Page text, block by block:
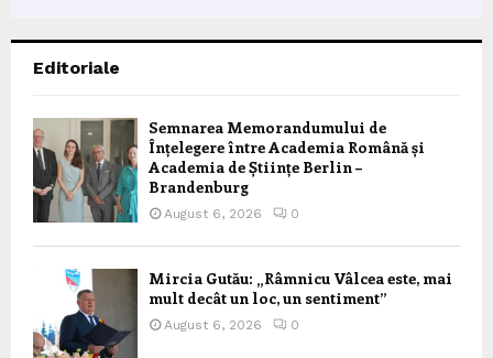
Editoriale
Semnarea Memorandumului de
Înțelegere între Academia Română și
Academia de Științe Berlin –
Brandenburg
August 6, 2026 0
Mircia Gutău: „Râmnicu Vâlcea este, mai
mult decât un loc, un sentiment”
August 6, 2026 0